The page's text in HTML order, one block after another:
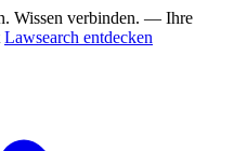
Wissen verbinden. — Ihre
Lawsearch entdecken